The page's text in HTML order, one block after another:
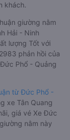
khách.
giường nằm
Hải - Ninh
lượng Tốt với
phản hồi của
Phổ - Quảng
từ Đức Phổ -
xe Tân Quang
giá vé Xe Đức
nằm này